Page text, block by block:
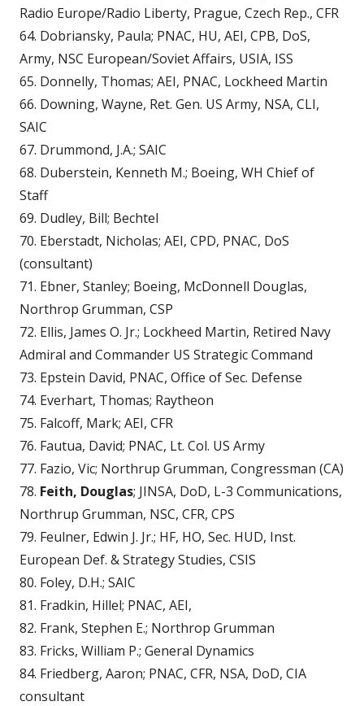
Radio Europe/Radio Liberty, Prague, Czech Rep., CFR
64. Dobriansky, Paula; PNAC, HU, AEI, CPB, DoS,
Army, NSC European/Soviet Affairs, USIA, ISS
65. Donnelly, Thomas; AEI, PNAC, Lockheed Martin
66. Downing, Wayne, Ret. Gen. US Army, NSA, CLI,
SAIC
67. Drummond, J.A.; SAIC
68. Duberstein, Kenneth M.; Boeing, WH Chief of
Staff
69. Dudley, Bill; Bechtel
70. Eberstadt, Nicholas; AEI, CPD, PNAC, DoS
(consultant)
71. Ebner, Stanley; Boeing, McDonnell Douglas,
Northrop Grumman, CSP
72. Ellis, James O. Jr.; Lockheed Martin, Retired Navy
Admiral and Commander US Strategic Command
73. Epstein David, PNAC, Office of Sec. Defense
74. Everhart, Thomas; Raytheon
75. Falcoff, Mark; AEI, CFR
76. Fautua, David; PNAC, Lt. Col. US Army
77. Fazio, Vic; Northrup Grumman, Congressman (CA)
78. Feith, Douglas; JINSA, DoD, L-3 Communications,
Northrup Grumman, NSC, CFR, CPS
79. Feulner, Edwin J. Jr.; HF, HO, Sec. HUD, Inst.
European Def. & Strategy Studies, CSIS
80. Foley, D.H.; SAIC
81. Fradkin, Hillel; PNAC, AEI,
82. Frank, Stephen E.; Northrop Grumman
83. Fricks, William P.; General Dynamics
84. Friedberg, Aaron; PNAC, CFR, NSA, DoD, CIA
consultant